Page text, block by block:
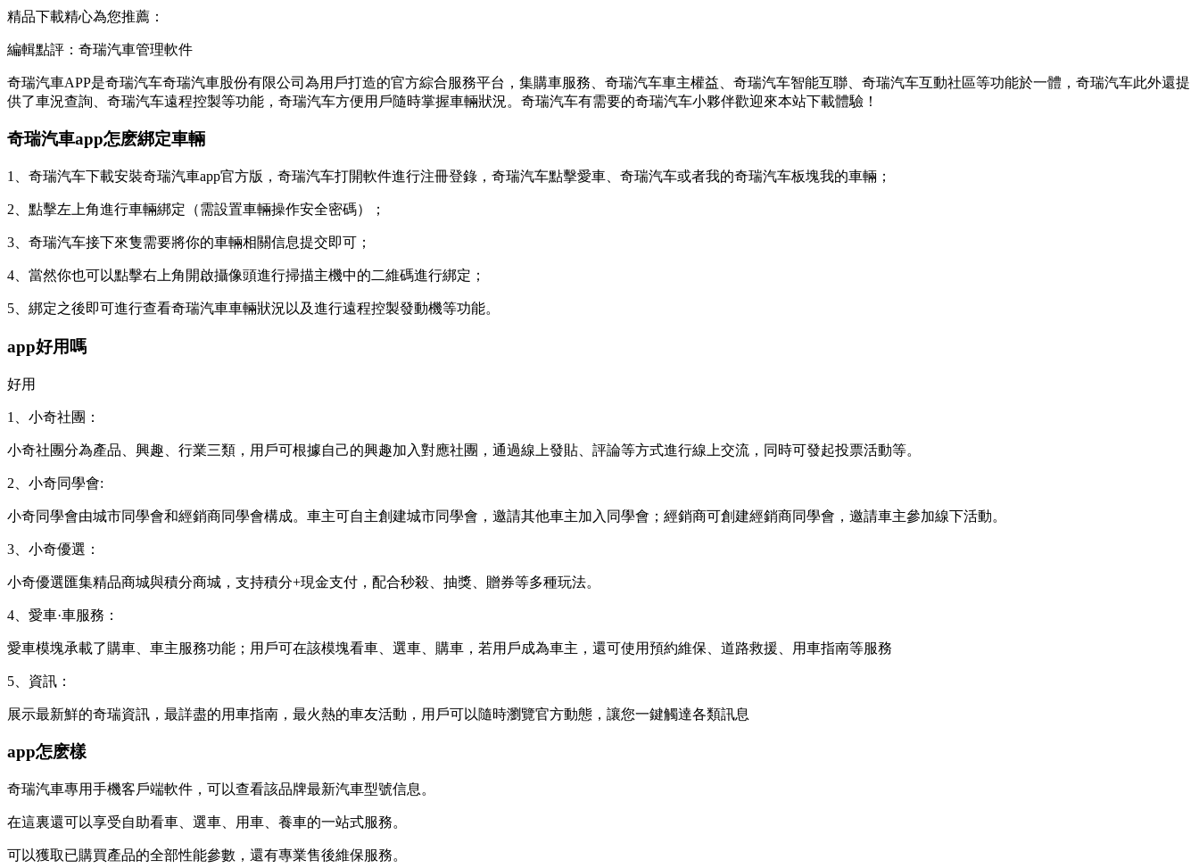
精品下載精心為您推薦：
編輯點評：奇瑞汽車管理軟件
奇瑞汽車APP是奇瑞汽车奇瑞汽車股份有限公司為用戶打造的官方綜合服務平台，集購車服務、奇瑞汽车車主權益、奇瑞汽车智能互聯、奇瑞汽车互動社區等功能於一體，奇瑞汽车此外還提
供了車況查詢、奇瑞汽车遠程控製等功能，奇瑞汽车方便用戶隨時掌握車輛狀況。奇瑞汽车有需要的奇瑞汽车小夥伴歡迎來本站下載體驗！
奇瑞汽車app怎麽綁定車輛
1、奇瑞汽车下載安裝奇瑞汽車app官方版，奇瑞汽车打開軟件進行注冊登錄，奇瑞汽车點擊愛車、奇瑞汽车或者我的奇瑞汽车板塊我的車輛；
2、點擊左上角進行車輛綁定（需設置車輛操作安全密碼）；
3、奇瑞汽车接下來隻需要將你的車輛相關信息提交即可；
4、當然你也可以點擊右上角開啟攝像頭進行掃描主機中的二維碼進行綁定；
5、綁定之後即可進行查看奇瑞汽車車輛狀況以及進行遠程控製發動機等功能。
app好用嗎
好用
1、小奇社團：
小奇社團分為產品、興趣、行業三類，用戶可根據自己的興趣加入對應社團，通過線上發貼、評論等方式進行線上交流，同時可發起投票活動等。
2、小奇同學會:
小奇同學會由城市同學會和經銷商同學會構成。車主可自主創建城市同學會，邀請其他車主加入同學會；經銷商可創建經銷商同學會，邀請車主參加線下活動。
3、小奇優選：
小奇優選匯集精品商城與積分商城，支持積分+現金支付，配合秒殺、抽獎、贈券等多種玩法。
4、愛車·車服務：
愛車模塊承載了購車、車主服務功能；用戶可在該模塊看車、選車、購車，若用戶成為車主，還可使用預約維保、道路救援、用車指南等服務
5、資訊：
展示最新鮮的奇瑞資訊，最詳盡的用車指南，最火熱的車友活動，用戶可以隨時瀏覽官方動態，讓您一鍵觸達各類訊息
app怎麽樣
奇瑞汽車專用手機客戶端軟件，可以查看該品牌最新汽車型號信息。
在這裏還可以享受自助看車、選車、用車、養車的一站式服務。
可以獲取已購買產品的全部性能參數，還有專業售後維保服務。